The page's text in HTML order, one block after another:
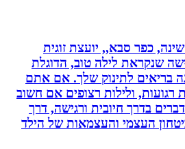
כפר סבא,, יועצת זוגית
לילה טוב, הדוגלת
לתינוק שלך. אם אתם
ולילות רצופים אם חשוב
חיובית ורגישה, דרך
העצמי והעצמאות של הילד